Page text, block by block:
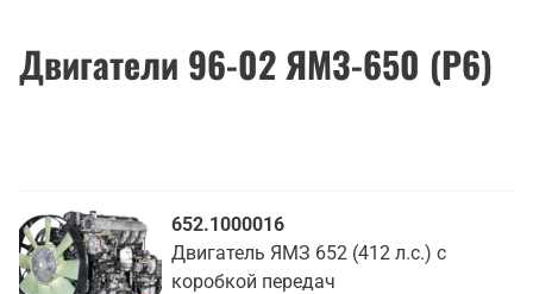
Двигатели 96-02 ЯМЗ-650 (Р6)
652.1000016
Двигатель ЯМЗ 652 (412 л.с.) с
коробкой передач